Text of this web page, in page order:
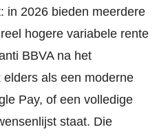
in 2026 bieden meerdere
hogere variabele rente
BBVA na het
als een moderne
Pay, of een volledige
staat. Die